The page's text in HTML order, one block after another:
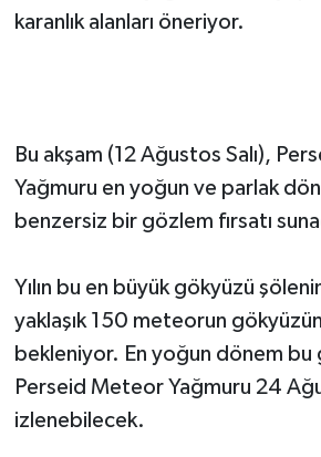
karanlık alanları öneriyor.
Bu akşam (12 Ağustos Salı),
Yağmuru en yoğun ve parlak
benzersiz bir gözlem fırsatı
Yılın bu en büyük gökyüzü
yaklaşık 150 meteorun
bekleniyor. En yoğun dönem bu
Perseid Meteor Yağmuru 24
izlenebilecek.